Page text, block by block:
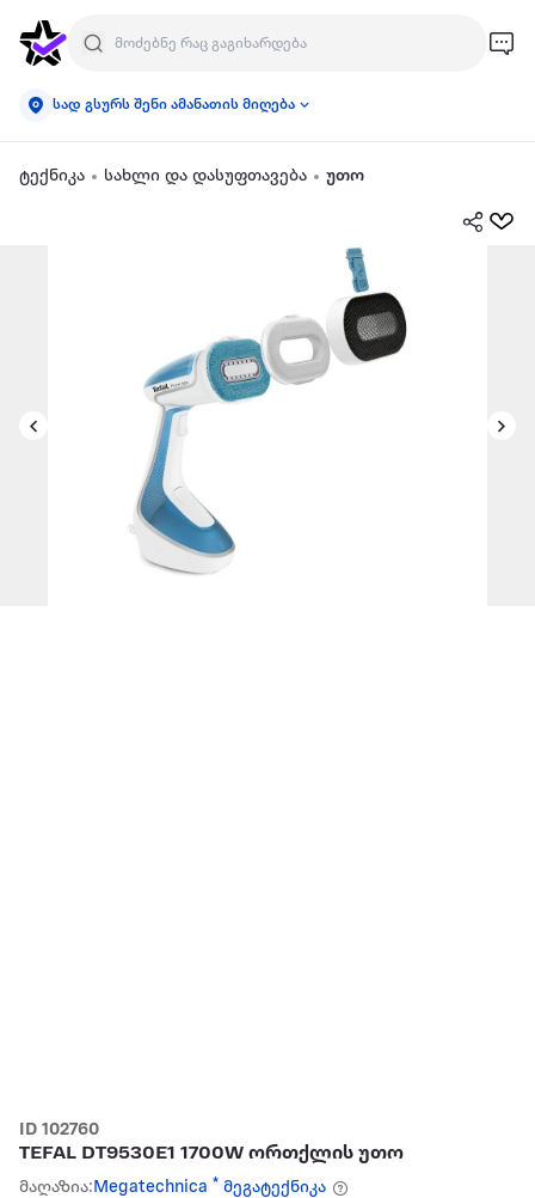
სად გსურს შენი ამანათის მიღება
ტექნიკა სახლი და დასუფთავება უთო
ID 102760
TEFAL DT9530E1 1700W ორთქლის უთო
მაღაზია:Megatechnica * მეგატექნიკა